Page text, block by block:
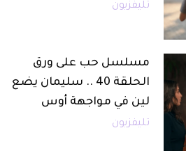
تليفزيون
مسلسل حب على ورق
الحلقة 40 .. سليمان يضع
لين في مواجهة أوس
تليفزيون